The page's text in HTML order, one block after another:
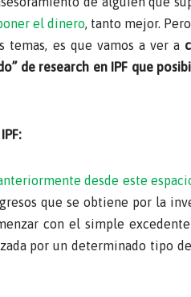
el dinero, tanto mejor.
temas, es que vamos a ver a
de research en IPF que
desde este
que se obtiene por la
con el simple
por un determinado tipo